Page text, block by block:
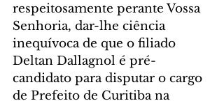
respeitosamente perante Vossa
Senhoria, dar-lhe ciência
inequívoca de que o filiado
Deltan Dallagnol é pré-
candidato para disputar o cargo
de Prefeito de Curitiba na